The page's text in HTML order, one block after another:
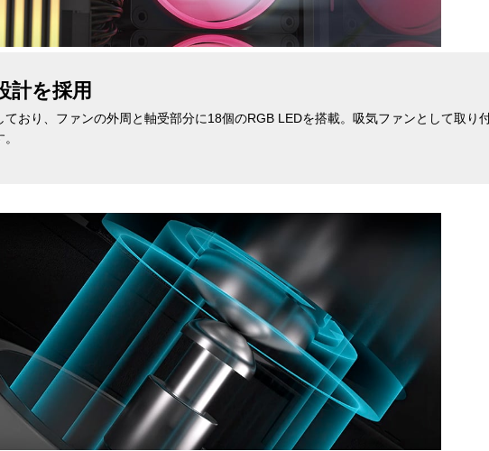
計を採用
ており、ファンの外周と軸受部分に18個のRGB LEDを搭載。吸気ファンとして取り